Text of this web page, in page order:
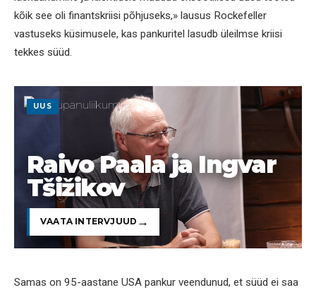
kõik see oli finantskriisi põhjuseks,» lausus Rockefeller
vastuseks küsimusele, kas pankuritel lasudb üleilmse kriisi
tekkes süüd.
UUS
Raivo Paala ja Ingvar
Tšižikov
VAATA INTERVJUUD
Samas on 95-aastane USA pankur veendunud, et süüd ei saa